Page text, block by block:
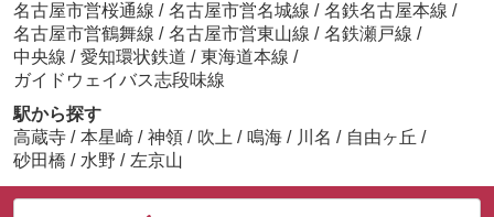
名古屋市営桜通線 / 名古屋市営名城線 / 名鉄名古屋本線 /
名古屋市営鶴舞線 / 名古屋市営東山線 / 名鉄瀬戸線 /
中央線 / 愛知環状鉄道 / 東海道本線 /
ガイドウェイバス志段味線
駅から探す
高蔵寺 / 本星崎 / 神領 / 吹上 / 鳴海 / 川名 / 自由ヶ丘 /
砂田橋 / 水野 / 左京山